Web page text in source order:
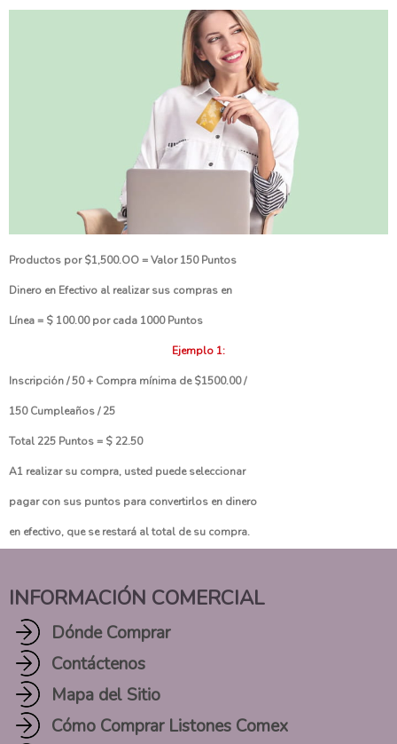
Productos por $1,500.OO = Valor 150 Puntos
Dinero en Efectivo al realizar sus compras en
Línea = $ 100.00 por cada 1000 Puntos
Ejemplo 1:
Inscripción / 50 + Compra mínima de $1500.00 /
150 Cumpleaños / 25
Total 225 Puntos = $ 22.50
A1 realizar su compra, usted puede seleccionar
pagar con sus puntos para convertirlos en dinero
en efectivo, que se restará al total de su compra.
INFORMACIÓN COMERCIAL
Dónde Comprar
Contáctenos
Mapa del Sitio
Cómo Comprar Listones Comex